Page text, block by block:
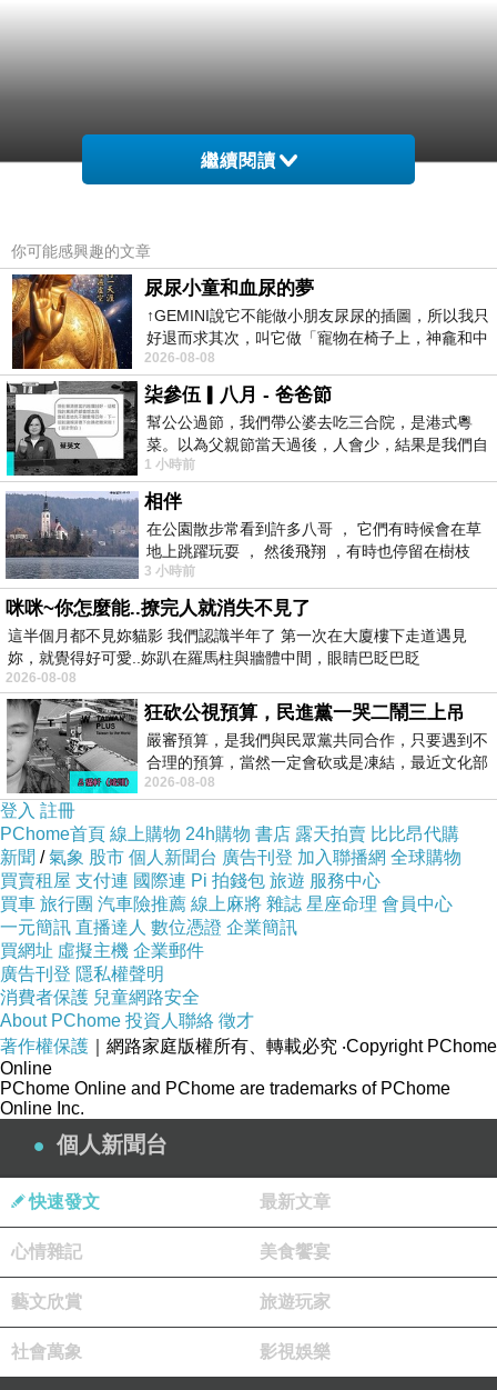
繼續閱讀
你可能感興趣的文章
尿尿小童和血尿的夢
↑GEMINI說它不能做小朋友尿尿的插圖，所以我只
好退而求其次，叫它做「寵物在椅子上，神龕和中
年人臉孔」的畫了。 六月底
2026-08-08
柒參伍▎八月 - 爸爸節
幫公公過節，我們帶公婆去吃三合院，是港式粵
菜。以為父親節當天過後，人會少，結果是我們自
己想多了。人陸續地進，滿滿都是人，個人
1 小時前
相伴
在公園散步常看到許多八哥 ， 它們有時候會在草
地上跳躍玩耍 ， 然後飛翔 ，有時也停留在樹枝
上，它們身軀是咖啡色的，鳥喙是黃色
3 小時前
咪咪~你怎麼能..撩完人就消失不見了
這半個月都不見妳貓影 我們認識半年了 第一次在大廈樓下走道遇見
妳，就覺得好可愛..妳趴在羅馬柱與牆體中間，眼睛巴眨巴眨
2026-08-08
狂砍公視預算，民進黨一哭二鬧三上吊
嚴審預算，是我們與民眾黨共同合作，只要遇到不
合理的預算，當然一定會砍或是凍結，最近文化部
要編列公視和Taiwan plus預算，在110年
2026-08-08
登入 註冊
PChome首頁 線上購物 24h購物 書店 露天拍賣 比比昂代購
新聞 /氣象 股市 個人新聞台 廣告刊登 加入聯播網 全球購物
買賣租屋 支付連 國際連 Pi 拍錢包 旅遊 服務中心
買車 旅行團 汽車險推薦 線上麻將 雜誌 星座命理 會員中心
一元簡訊 直播達人 數位憑證 企業簡訊
買網址 虛擬主機 企業郵件
廣告刊登 隱私權聲明
消費者保護 兒童網路安全
About PChome 投資人聯絡 徵才
著作權保護 ｜網路家庭版權所有、轉載必究 ‧Copyright PChome
Online
PChome Online and PChome are trademarks of PChome
Online Inc.
個人新聞台
快速發文 最新文章
心情雜記 美食饗宴
藝文欣賞 旅遊玩家
社會萬象 影視娛樂